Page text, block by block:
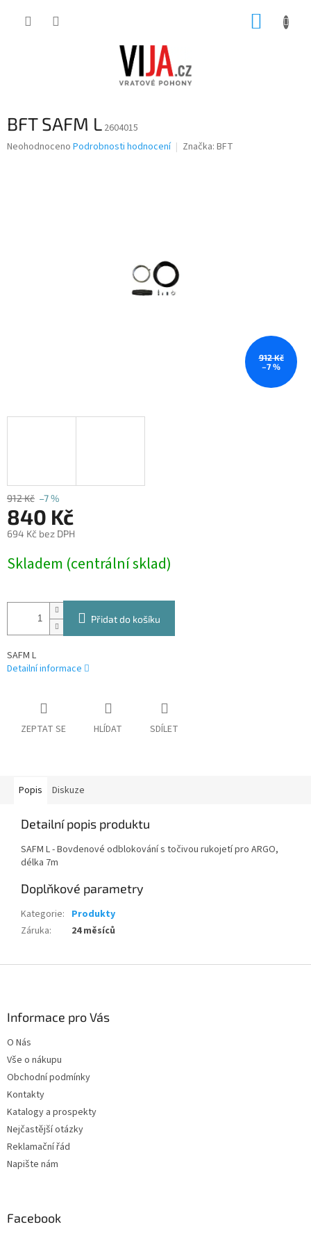
BFT SAFM L 2604015
Průměrné
Neohodnoceno Podrobnosti hodnocení Značka: BFT
912 Kč
–7 %
912 Kč –7 %
840 Kč
694 Kč bez DPH
cena:
Skladem (centrální sklad)
Přidat do košíku
SAFM L
Detailní informace
ZEPTAT SE HLÍDAT SDÍLET
Popis Diskuze
Detailní popis produktu
SAFM L - Bovdenové odblokování s točivou rukojetí pro ARGO,
délka 7m
Doplňkové parametry
Kategorie: Produkty
Záruka: 24 měsíců
Informace pro Vás
O Nás
Vše o nákupu
Obchodní podmínky
Kontakty
Katalogy a prospekty
Nejčastější otázky
Reklamační řád
Napište nám
Facebook